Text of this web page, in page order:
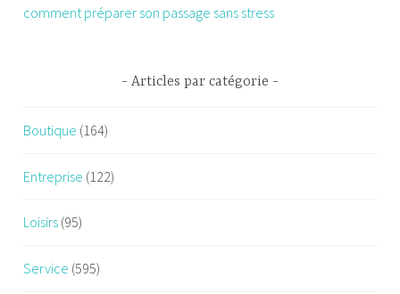
comment préparer son passage sans stress
Articles par catégorie
Boutique (164)
Entreprise (122)
Loisirs (95)
Service (595)